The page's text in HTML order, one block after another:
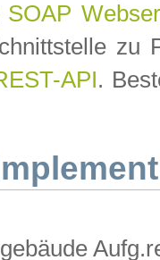
SOAP
zu
API.